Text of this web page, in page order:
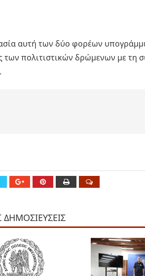
αυτή των δύο φορέων
των πολιτιστικών δρώμενων με
ΔΗΜΟΣΙΕΥΣΕΙΣ